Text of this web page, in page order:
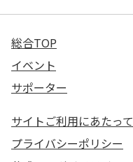
総合TOP
イベント
サポーター
サイトご利用にあたって
プライバシーポリシー